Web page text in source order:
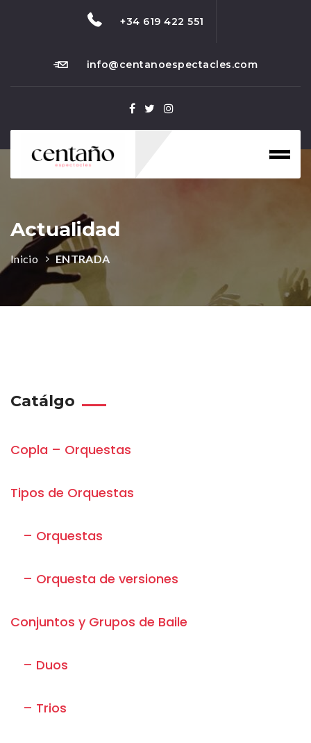
+34 619 422 551
info@centanoespectacles.com
Actualidad
Inicio ENTRADA
Catálgo
Copla – Orquestas
Tipos de Orquestas
– Orquestas
– Orquesta de versiones
Conjuntos y Grupos de Baile
– Duos
– Trios